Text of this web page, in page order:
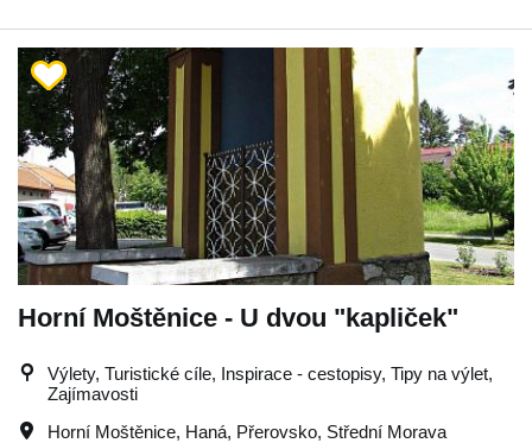
Horní Moštěnice - U dvou "kapliček"
Výlety, Turistické cíle, Inspirace - cestopisy, Tipy na výlet,
Zajímavosti
Horní Moštěnice, Haná, Přerovsko, Střední Morava